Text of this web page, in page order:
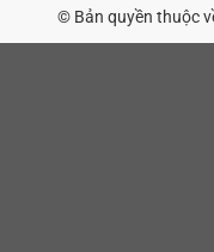
© Bản quyền thuộc